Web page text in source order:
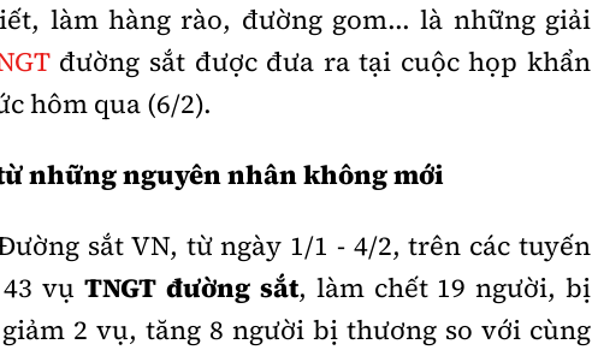
làm hàng rào, đường gom... là những giải
đường sắt được đưa ra tại cuộc họp khẩn
hôm qua (6/2).
những nguyên nhân không mới
sắt VN, từ ngày 1/1 - 4/2, trên các tuyến
43 vụTNGT đường sắt, làm chết 19 người, bị
2 vụ, tăng 8 người bị thương so với cùng